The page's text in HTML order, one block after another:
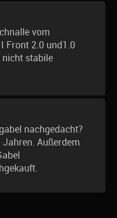
vom
Front 2.0 und1.0
nicht stabile
nachgedacht?
Außerdem